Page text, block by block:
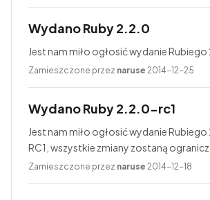
Wydano Ruby 2.2.0
Jest nam miło ogłosić wydanie Rubiego
Zamieszczone przez naruse 2014-12-25
Wydano Ruby 2.2.0-rc1
Jest nam miło ogłosić wydanie
RC1, wszystkie zmiany zostaną
poprawiania błędów. Finalne wydanie
Zamieszczone przez naruse 2014-12-18